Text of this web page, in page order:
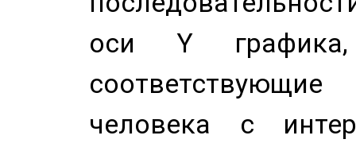
оси Y
человека с